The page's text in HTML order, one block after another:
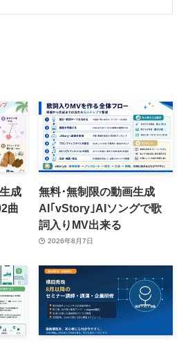
成
曲
無料･無制限の動画生成
AI｢vStory｣AIソングで歌
詞入りMV出来る
2026年8月7日